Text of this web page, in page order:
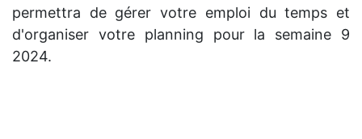
permettra de gérer votre emploi du temps et
d'organiser votre planning pour la semaine 9
2024.